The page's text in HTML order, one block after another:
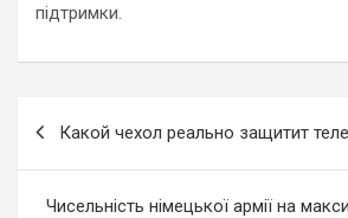
підтримки.
Какой чехол реально защитит
Чисельність німецької армії на